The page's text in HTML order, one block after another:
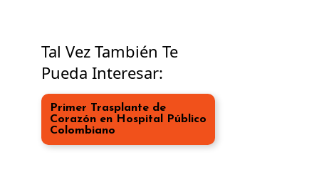
Tal Vez También Te
Pueda Interesar:
Primer Trasplante de
Corazón en Hospital Público
Colombiano